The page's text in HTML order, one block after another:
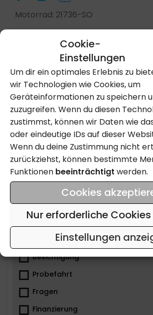
Cookie-
Einstellungen
Um dir ein optimales Erlebnis zu
wir Technologien wie Cookies, um
Geräteinformationen zu speichern
zuzugreifen. Wenn du diesen
zustimmst, können wir Daten wie
oder eindeutige IDs auf dieser
Wenn du deine Zustimmung nicht
zurückziehst, können bestimmte
Funktionen beeinträchtigt werden.
Cookies
Nur erforderliche
Einstellungen
Motorrad: 21736-SO
Kontakt Aufnehmen
Anrufen
Name
Email
Tel
Was ist dir wichtig?
Besichtigung
Probefahrt
Fragen
Finanzierung